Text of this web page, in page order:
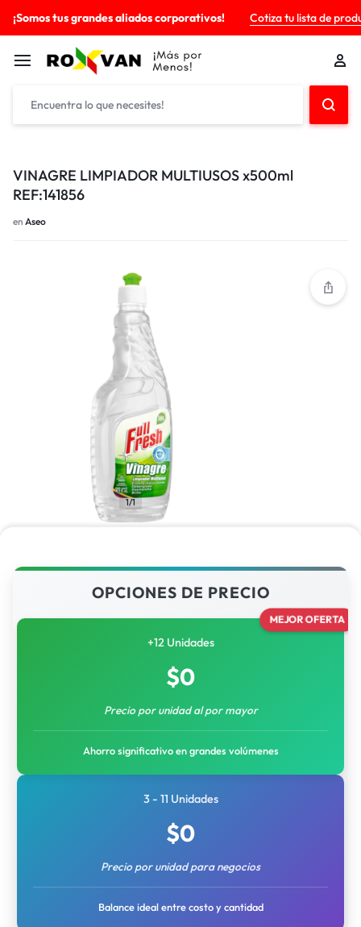
¡Somos tus grandes aliados corporativos! Cotiza tu lista de
VINAGRE LIMPIADOR MULTIUSOS x500ml
REF:141856
en Aseo
1/1
OPCIONES DE PRECIO
MEJOR OFERTA
+12 Unidades
$0
Precio por unidad al por mayor
Ahorro significativo en grandes volúmenes
3 - 11 Unidades
$0
Precio por unidad para negocios
Balance ideal entre costo y cantidad